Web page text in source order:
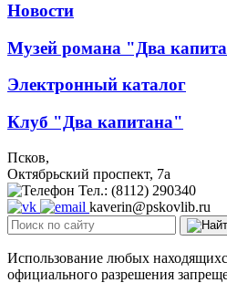
Новости
Музей романа "Два
Электронный каталог
Клуб "Два капитана"
Псков,
Октябрьский проспект, 7a
Тел.: (8112) 290340
kaverin@pskovlib.ru
Использование любых
официального разрешения